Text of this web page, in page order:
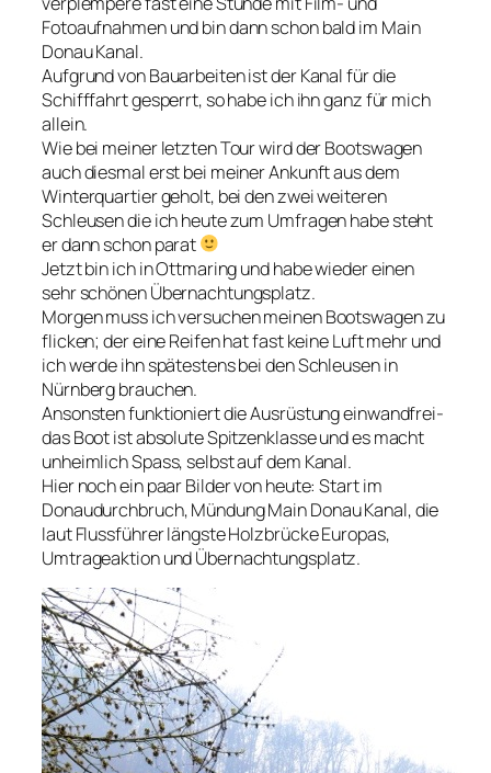
Fotoaufnahmen und bin dann schon bald im Main
Donau Kanal.
Aufgrund von Bauarbeiten ist der Kanal für die
Schifffahrt gesperrt, so habe ich ihn ganz für mich
allein.
Wie bei meiner letzten Tour wird der Bootswagen
auch diesmal erst bei meiner Ankunft aus dem
Winterquartier geholt, bei den zwei weiteren
Schleusen die ich heute zum Umfragen habe steht
er dann schon parat
Jetzt bin ich in Ottmaring und habe wieder einen
sehr schönen Übernachtungsplatz.
Morgen muss ich versuchen meinen Bootswagen zu
flicken; der eine Reifen hat fast keine Luft mehr und
ich werde ihn spätestens bei den Schleusen in
Nürnberg brauchen.
Ansonsten funktioniert die Ausrüstung einwandfrei-
das Boot ist absolute Spitzenklasse und es macht
unheimlich Spass, selbst auf dem Kanal.
Hier noch ein paar Bilder von heute: Start im
Donaudurchbruch, Mündung Main Donau Kanal, die
laut Flussführer längste Holzbrücke Europas,
Umtrageaktion und Übernachtungsplatz.